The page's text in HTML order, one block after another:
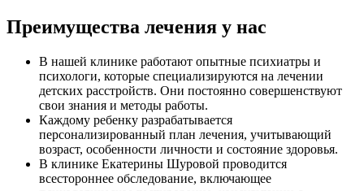
Преимущества лечения у нас
В нашей клинике работают опытные психиатры и
психологи, которые специализируются на лечении
детских расстройств. Они постоянно совершенствуют
свои знания и методы работы.
Каждому ребенку разрабатывается
персонализированный план лечения, учитывающий
возраст, особенности личности и состояние здоровья.
В клинике Екатерины Шуровой проводится
всестороннее обследование, включающее